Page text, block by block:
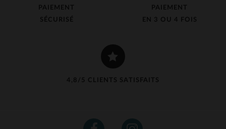
PAIEMENT
SÉCURISÉ
PAIEMENT
EN 3 OU 4 FOIS
4,8/5 CLIENTS SATISFAITS